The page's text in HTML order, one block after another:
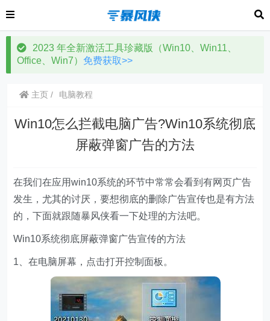
2023 年全新激活工具珍藏版（Win10、Win11、
Office、Win7） 免费获取>>
主页 电脑教程
Win10怎么拦截电脑广告?Win10系统彻底
屏蔽弹窗广告的方法
在我们在应用win10系统的环节中常常会看到有网页广告
发生，尤其的讨厌，要想彻底的删除广告宣传也是有方法
的，下面就跟随暴风侠看一下处理的方法吧。
Win10系统彻底屏蔽弹窗广告宣传的方法
1、在电脑屏幕，点击打开控制面板。